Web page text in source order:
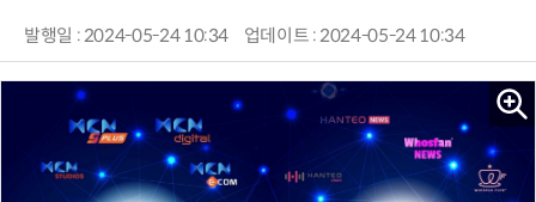
발행일 : 2024-05-24 10:34 업데이트 : 2024-05-24 10:34